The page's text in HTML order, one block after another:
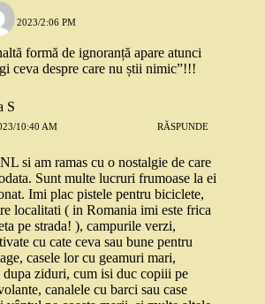
2023/2:06 PM
formă de ignoranță apare atunci
ceva despre care nu știi nimic”!!!
S
10:40 AM RĂSPUNDE
si am ramas cu o nostalgie de care
Sunt multe lucruri frumoase la ei
Imi plac pistele pentru biciclete,
localitati ( in Romania imi este frica
pe strada! ), campurile verzi,
cu cate ceva sau bune pentru
casele lor cu geamuri mari,
dupa ziduri, cum isi duc copiii pe
canalele cu barci sau case